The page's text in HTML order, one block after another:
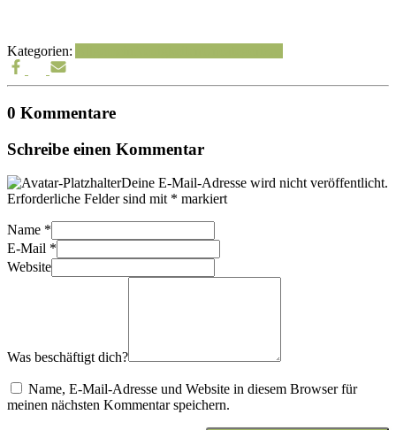
Kategorien:
0 Kommentare
Schreibe einen Kommentar
Deine E-Mail-Adresse wird nicht veröffentlicht.
Erforderliche Felder sind mit * markiert
Name *
E-Mail *
Website
Was beschäftigt dich?
Name, E-Mail-Adresse und Website in diesem Browser für
meinen nächsten Kommentar speichern.